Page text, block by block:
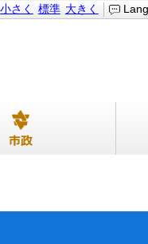
小さく 標準 大きく